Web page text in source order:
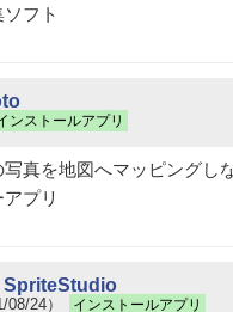
フト
ンストールアプリ
真を地図へマッピングし
プリ
SpriteStudio
24） インストールアプリ